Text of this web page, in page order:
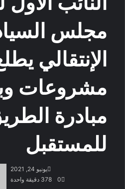
مجلس
الإنتقالي
مشروعات
مبادرة
للمستقبل
يونيو 24, 2021
0
دقيقة واحدة